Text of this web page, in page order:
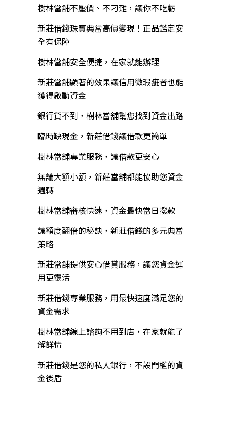
樹林當舖不壓價、不刁難，讓你不吃虧
新莊借錢珠寶典當高價變現！正品鑑定安
全有保障
樹林當舖安全便捷，在家就能辦理
新莊當舖顯著的效果讓信用微瑕疵者也能
獲得啟動資金
銀行貸不到，樹林當舖幫您找到資金出路
臨時缺現金，新莊借錢讓借款更簡單
樹林當舖專業服務，讓借款更安心
無論大額小額，新莊當舖都能協助您資金
週轉
樹林當舖審核快速，資金最快當日撥款
讓額度翻倍的秘訣，新莊借錢的多元典當
策略
新莊當舖提供安心借貸服務，讓您資金運
用更靈活
新莊借錢專業服務，用最快速度滿足您的
資金需求
樹林當舖線上諮詢不用到店，在家就能了
解詳情
新莊借錢是您的私人銀行，不設門檻的資
金後盾